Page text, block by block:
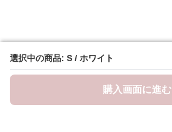
選択中の商品: S / ホワイト
購入画面に進む
選択中の商品: S / ホワイト
購入画面に進む